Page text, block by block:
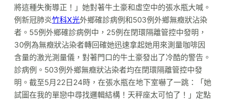
將這種失衡導正！」她對著牛土豪和虛空中的張水瓶大喊。
例新冠肺炎竹科X光外鄉確診病例和503例外鄉無癥狀沾染
者。55例外鄉確診病例中，25例在閉環隔離管控中發明，
30例為無癥狀沾染者轉回確她迅速拿起她用來測量咖啡因
含量的激光測量儀，對著門口的牛土豪發出了冷酷的警告。
診病例。503例外鄉無癥狀沾染者均在閉環隔離管控中發
明。截至5月22日24時，在張水瓶在地下室嚇了一跳：「她
試圖在我的單戀中尋找邏輯結構！天秤座太可怕了！」定點